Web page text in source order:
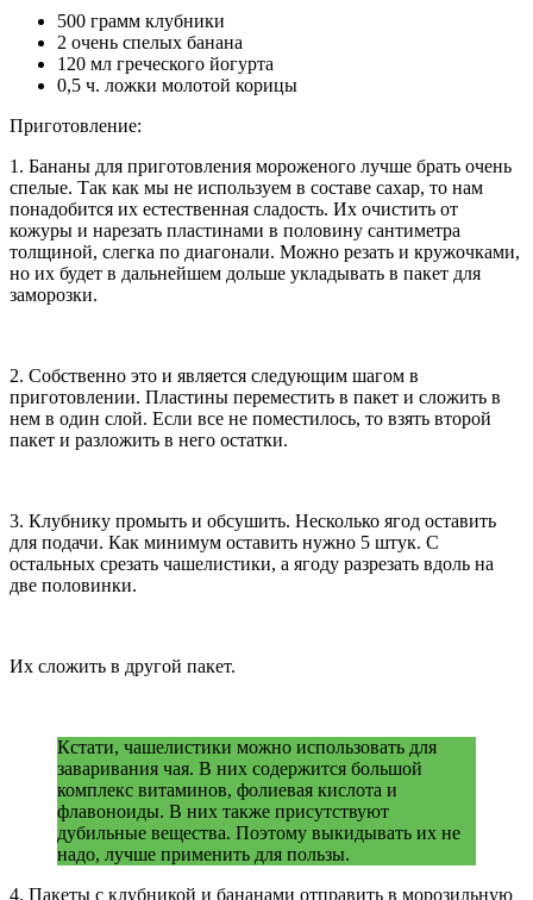
500 грамм клубники
2 очень спелых банана
120 мл греческого йогурта
0,5 ч. ложки молотой корицы
Приготовление:
1. Бананы для приготовления мороженого лучше брать очень
спелые. Так как мы не используем в составе сахар, то нам
понадобится их естественная сладость. Их очистить от
кожуры и нарезать пластинами в половину сантиметра
толщиной, слегка по диагонали. Можно резать и кружочками,
но их будет в дальнейшем дольше укладывать в пакет для
заморозки.
2. Собственно это и является следующим шагом в
приготовлении. Пластины переместить в пакет и сложить в
нем в один слой. Если все не поместилось, то взять второй
пакет и разложить в него остатки.
3. Клубнику промыть и обсушить. Несколько ягод оставить
для подачи. Как минимум оставить нужно 5 штук. С
остальных срезать чашелистики, а ягоду разрезать вдоль на
две половинки.
Их сложить в другой пакет.
Кстати, чашелистики можно использовать для
заваривания чая. В них содержится большой
комплекс витаминов, фолиевая кислота и
флавоноиды. В них также присутствуют
дубильные вещества. Поэтому выкидывать их не
надо, лучше применить для пользы.
4. Пакеты с клубникой и бананами отправить в морозильную